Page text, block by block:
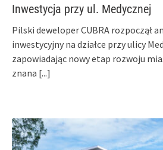
Inwestycja przy ul. Medycznej
Pilski deweloper CUBRA rozpoczął
inwestycyjny na działce przy ulicy
zapowiadając nowy etap rozwoju
znana [...]